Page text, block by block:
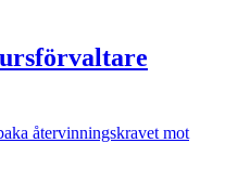
återvinningskravet mot